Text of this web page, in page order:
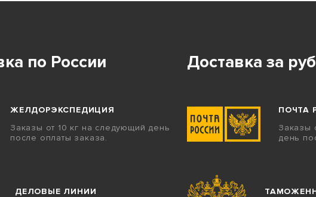
по России
ЖЕЛДОРЭКСПЕДИЦИЯ
Заказы от 10 кг на следующий день
после оплаты заказа.
Доставка за
ПОЧТА
Заказы
день
ДЕЛОВЫЕ ЛИНИИ